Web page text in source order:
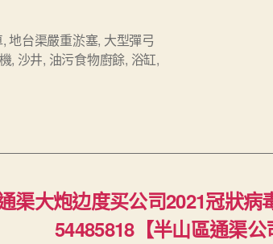
,地台渠嚴重淤塞, 大型彈弓
, 沙井, 油污食物廚餘, 浴缸,
渠大炮边度买公司2021冠狀病
54485818【半山區通渠公